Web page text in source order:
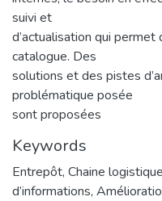
suivi et
d’actualisation qui
catalogue. Des
solutions et des pistes
problématique posée
sont proposées
Keywords
Entrepôt, Chaine logistique
d’informations,